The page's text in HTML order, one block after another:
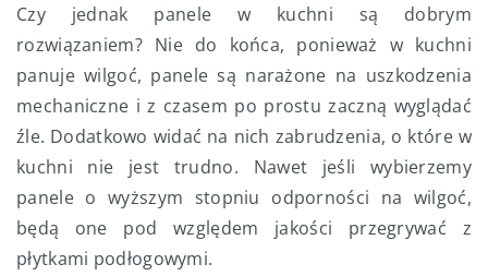
Czy jednak panele w kuchni są dobrym
rozwiązaniem? Nie do końca, ponieważ w kuchni
panuje wilgoć, panele są narażone na uszkodzenia
mechaniczne i z czasem po prostu zaczną wyglądać
źle. Dodatkowo widać na nich zabrudzenia, o które w
kuchni nie jest trudno. Nawet jeśli wybierzemy
panele o wyższym stopniu odporności na wilgoć,
będą one pod względem jakości przegrywać z
płytkami podłogowymi.